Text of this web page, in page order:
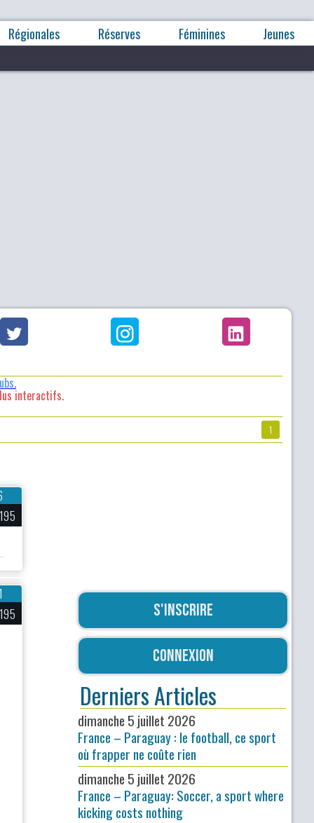
Régionales Réserves Féminines Jeunes
.
interactifs.
1
S'inscrire
Connexion
Derniers Articles
dimanche 5 juillet 2026
France – Paraguay : le football, ce sport
où frapper ne coûte rien
dimanche 5 juillet 2026
France – Paraguay: Soccer, a sport where
kicking costs nothing